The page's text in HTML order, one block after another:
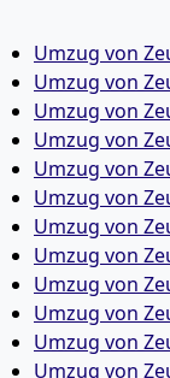
Umzug von
Umzug von
Umzug von
Umzug von
Umzug von
Umzug von
Umzug von
Umzug von
Umzug von
Umzug von
Umzug von
Umzug von